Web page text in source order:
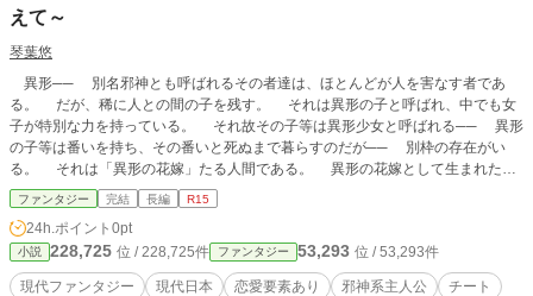
えて～
琴葉悠
異形── 別名邪神とも呼ばれるその者達は、ほとんどが人を害なす者であ
る。 だが、稀に人との間の子を残す。 それは異形の子と呼ばれ、中でも女
子が特別な力を持っている。 それ故その子等は異形少女と呼ばれる── 異形
の子等は番いを持ち、その番いと死ぬまで暮らすのだが── 別枠の存在がい
る。 それは「異形の花嫁」たる人間である。 異形の花嫁として生まれた人
間は異形から狙われる。 異形の子等は花嫁を求める。 故に両者は対立す
る、そして異形の子等によって捕食ないしは撃退される。 それは何故か、異
形の子に創造の邪神を食らい、創造の邪神となった者がいるからだ── ※「クト
ゥルフ系の異形少女は番いと花嫁に夢中～浮気？ いいえ本能ですので違いま
す‼～」からタイトルを変更しました。2023/10/30
ファンタジー 完結 長編 R15
24h.ポイント 0pt
小説 228,725 位 / 228,725件 ファンタジー 53,293 位 / 53,293件
現代ファンタジー 現代日本 恋愛要素あり 邪神系主人公
チート